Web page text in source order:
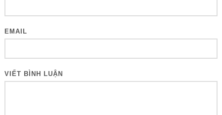
EMAIL
VIẾT BÌNH LUẬN